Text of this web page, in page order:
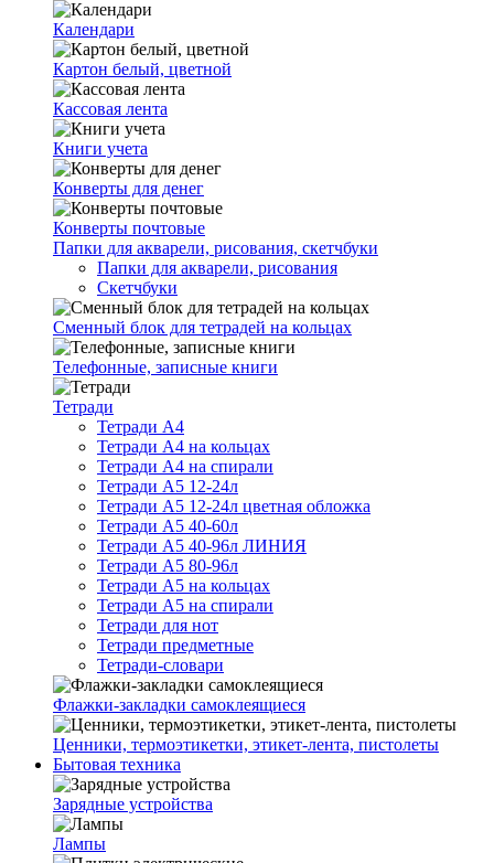
Календари
Картон белый, цветной
Кассовая лента
Книги учета
Конверты для денег
Конверты почтовые
Папки для акварели, рисования, скетчбуки
Папки для акварели, рисования
Скетчбуки
Сменный блок для тетрадей на кольцах
Телефонные, записные книги
Тетради
Тетради А4
Тетради А4 на кольцах
Тетради А4 на спирали
Тетради А5 12-24л
Тетради А5 12-24л цветная обложка
Тетради А5 40-60л
Тетради А5 40-96л ЛИНИЯ
Тетради А5 80-96л
Тетради А5 на кольцах
Тетради А5 на спирали
Тетради для нот
Тетради предметные
Тетради-словари
Флажки-закладки самоклеящиеся
Ценники, термоэтикетки, этикет-лента, пистолеты
Бытовая техника
Зарядные устройства
Лампы